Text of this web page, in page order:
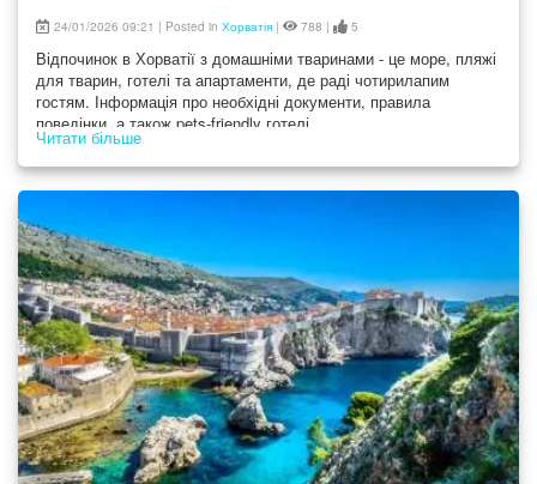
24/01/2026 09:21 | Posted in Хорватія | 788 | 5
Відпочинок в Хорватії з домашніми тваринами - це море, пляжі
для тварин, готелі та апартаменти, де раді чотирилапим
гостям. Інформація про необхідні документи, правила
поведінки, а також pets-friendly готелі
Читати більше